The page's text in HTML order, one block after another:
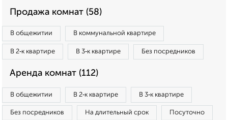
Продажа комнат (58)
В общежитии В коммунальной квартире
В 2‑к квартире В 3‑к квартире Без посредников
Аренда комнат (112)
В общежитии В 2‑к квартире В 3‑к квартире
Без посредников На длительный срок Посуточно